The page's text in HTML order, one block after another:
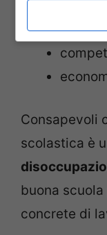
studio
Consapevoli
scolastica è
buona
concrete di